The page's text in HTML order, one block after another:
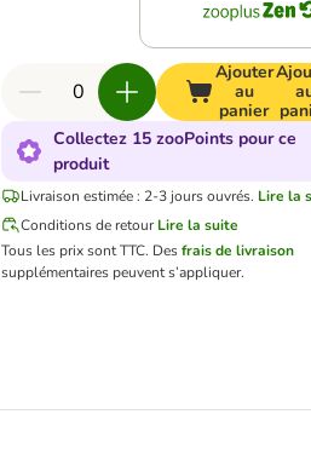
Ajouter
au
panier
Collectez 15 zooPoints pour ce
produit
Livraison estimée : 2-3 jours ouvrés. Lire la
Conditions de retour Lire la suite
Tous les prix sont TTC. Desfrais de livraison
supplémentaires peuvent s’appliquer.